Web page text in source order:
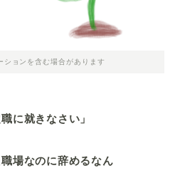
ションを含む場合があります
に就きなさい」
場なのに辞めるなん